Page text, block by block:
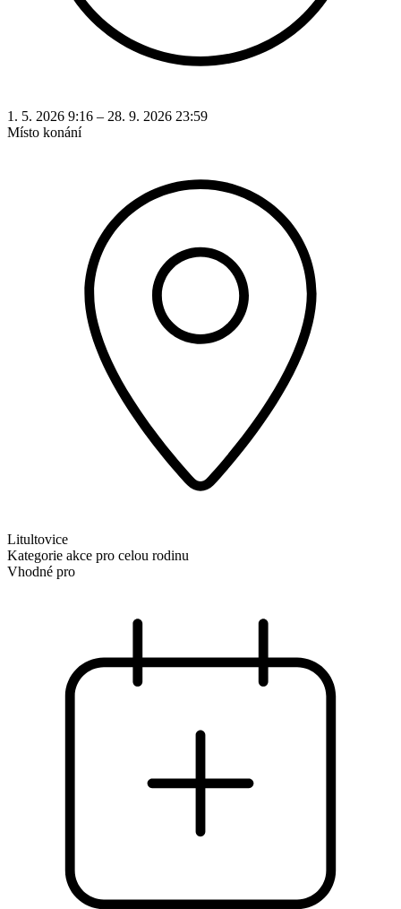
1. 5. 2026 9:16 – 28. 9. 2026 23:59
Místo konání
Litultovice
Kategorie akce pro celou rodinu
Vhodné pro